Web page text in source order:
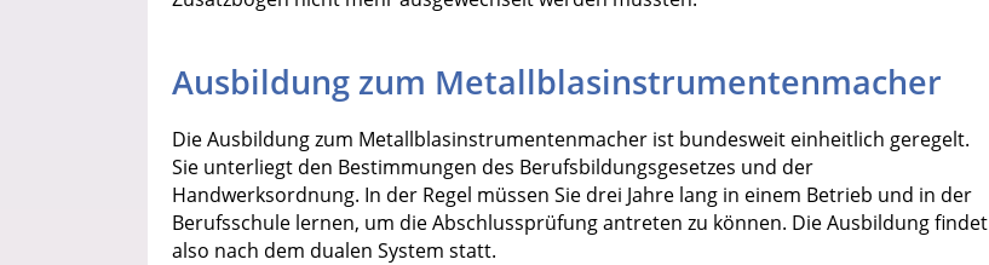
Ausbildung zum Metallblasinstrumentenmacher
Die Ausbildung zum Metallblasinstrumentenmacher ist bundesweit einheitlich geregelt.
Sie unterliegt den Bestimmungen des Berufsbildungsgesetzes und der
Handwerksordnung. In der Regel müssen Sie drei Jahre lang in einem Betrieb und in der
Berufsschule lernen, um die Abschlussprüfung antreten zu können. Die Ausbildung findet
also nach dem dualen System statt.